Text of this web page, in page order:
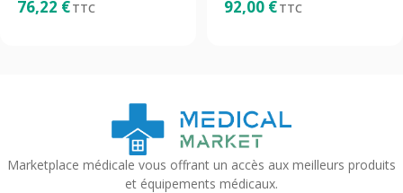
76,22 €TTC 92,00 €TTC
Marketplace médicale vous offrant un accès aux meilleurs produits
et équipements médicaux.